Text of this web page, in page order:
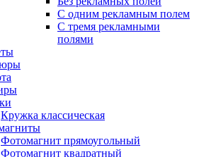
С одним рекламным полем
С тремя рекламными
полями
Кружка классическая
Фотомагнит прямоугольный
Фотомагнит квадратный